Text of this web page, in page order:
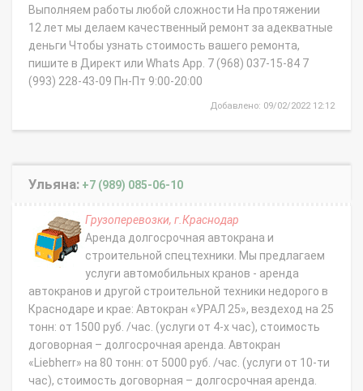
Выполняем работы любой сложности На протяжении
12 лет мы делаем качественный ремонт за адекватные
деньги Чтобы узнать стоимость вашего ремонта,
пишите в Директ или Whats App. 7 (968) 037-15-84 7
(993) 228-43-09 Пн-Пт 9:00-20:00
Добавлено: 09/02/2022 12:12
Ульяна: +7 (989) 085-06-10
Грузоперевозки, г.Краснодар
Аренда долгосрочная автокрана и
строительной спецтехники. Мы предлагаем
услуги автомобильных кранов - аренда
автокранов и другой строительной техники недорого в
Краснодаре и крае: Автокран «УРАЛ 25», вездеход на 25
тонн: от 1500 руб. /час. (услуги от 4-х час), стоимость
договорная – долгосрочная аренда. Автокран
«Liebherr» на 80 тонн: от 5000 руб. /час. (услуги от 10-ти
час), стоимость договорная – долгосрочная аренда.